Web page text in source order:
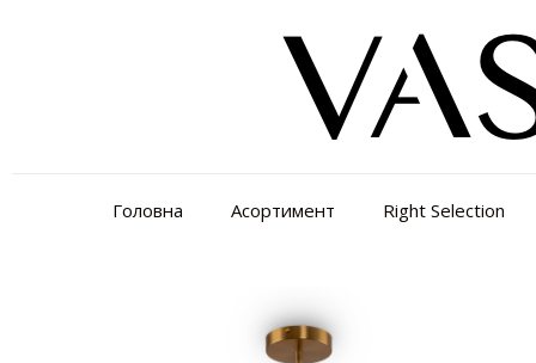
Головна Асортимент Right Selection